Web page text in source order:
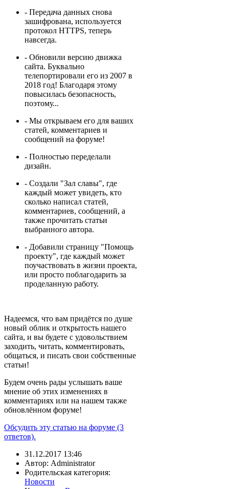
- Передача данных снова
зашифрована, используется
протокол HTTPS, теперь
навсегда.
- Обновили версию движка
сайта. Буквально
телепортировали его из 2007 в
2018 год! Благодаря этому
повысилась безопасность,
поэтому...
- Мы открываем его для ваших
статей, комментариев и
сообщений на форуме!
- Полностью переделали
дизайн.
- Создали "Зал славы", где
каждый может увидеть, кто
сколько написал статей,
комментариев, сообщений, а
также прочитать статьи
выбранного автора.
- Добавили страницу "Помощь
проекту", где каждый может
поучаствовать в жизни проекта,
или просто поблагодарить за
проделанную работу.
Надеемся, что вам придётся по душе
новый облик и открытость нашего
сайта, и вы будете с удовольствием
заходить, читать, комментировать,
общаться, и писать свои собственные
статьи!
Будем очень рады услышать ваше
мнение об этих изменениях в
комментариях или на нашем также
обновлённом форуме!
Обсудить эту статью на форуме (3
ответов).
31.12.2017 13:46
Автор: Administrator
Родительская категория:
Новости